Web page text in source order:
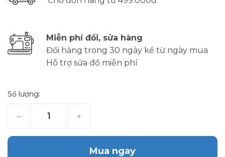
Miễn phí đổi, sửa hàng
Đổi hàng trong 30 ngày kể từ ngày mua
Hỗ trợ sửa đồ miễn phí
Số lượng:
– +
Mua ngay